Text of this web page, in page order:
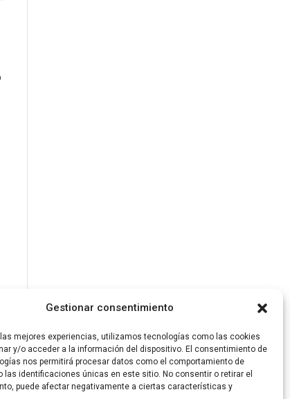
Gestionar consentimiento
las mejores experiencias, utilizamos tecnologías como las cookies
y/o acceder a la información del dispositivo. El consentimiento de
nos permitirá procesar datos como el comportamiento de
las identificaciones únicas en este sitio. No consentir o retirar el
puede afectar negativamente a ciertas características y